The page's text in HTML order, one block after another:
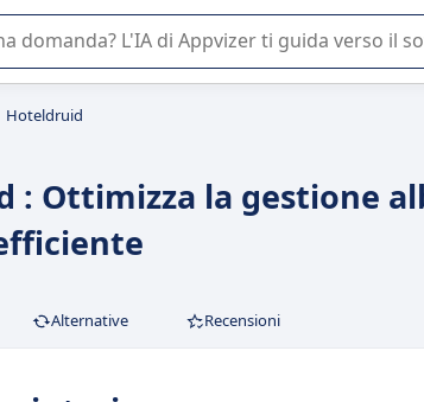
vi guida nell'utilizzo o nella scelta di un
Hoteldruid
: Ottimizza la gestione
Alternative Recensioni